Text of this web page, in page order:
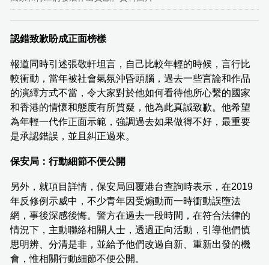
認錯致歉盼成正面榜樣
報道同時引述張敬軒坦言，自己比較年輕的時候，言行比
較衝動，當年被社會氣氛沖昏頭腦，過去一些言論和作品
的演繹方式不當，令大家對於他如何看待他所心繫的國家
和香港的情懷和態度有所質疑，他為此真誠致歉。他希望
為年輕一代作正面示範，強調過去如果做得不好，最重要
是承認錯誤，並且糾正過來。
保安局：行動細節不便公開
另外，就項目詳情，保安局回覆港台查詢時表示，在2019
年反修例示威中，不少青年因受煽動而一時衝動誤墮法
網，事後深感後悔。警方在過去一段時間，在符合法律的
情況下，主動聯絡相關人士，透過正向活動，引導他們慎
思明辨、分清是非，並給予他們改過自新、重新出發的機
會，惟相關行動細節不便公開。